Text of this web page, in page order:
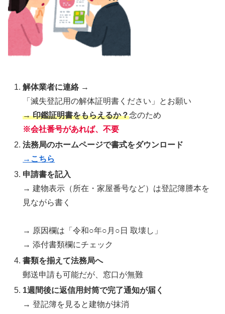
解体業者に連絡 →
「滅失登記用の解体証明書ください」とお願い
→ 印鑑証明書をもらえるか？念のため
※会社番号があれば、不要
法務局のホームページで書式をダウンロード
→こちら
申請書を記入
→ 建物表示（所在・家屋番号など）は登記簿謄本を
見ながら書く
→ 原因欄は「令和○年○月○日 取壊し」
→ 添付書類欄にチェック
書類を揃えて法務局へ
郵送申請も可能だが、窓口が無難
1週間後に返信用封筒で完了通知が届く
→ 登記簿を見ると建物が抹消